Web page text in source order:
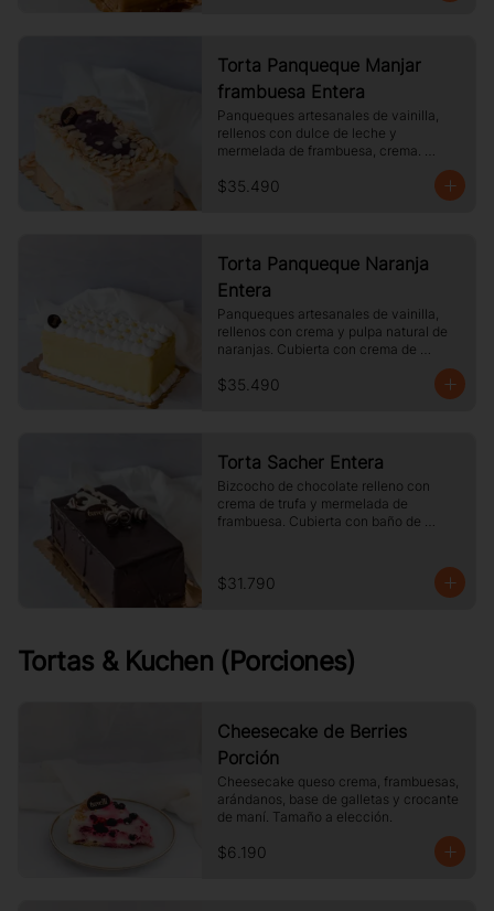
Torta Panqueque Manjar
frambuesa Entera
Panqueques artesanales de vainilla,
rellenos con dulce de leche y
mermelada de frambuesa, crema.
almendras laminadas tostadas.
$35.490
Torta Panqueque Naranja
Entera
Panqueques artesanales de vainilla,
rellenos con crema y pulpa natural de
naranjas. Cubierta con crema de
$35.490
Torta Sacher Entera
Bizcocho de chocolate relleno con
crema de trufa y mermelada de
frambuesa. Cubierta con baño de
$31.790
Tortas & Kuchen (Porciones)
Cheesecake de Berries
Porción
Cheesecake queso crema, frambuesas,
arándanos, base de galletas y crocante
de maní. Tamaño a elección.
$6.190